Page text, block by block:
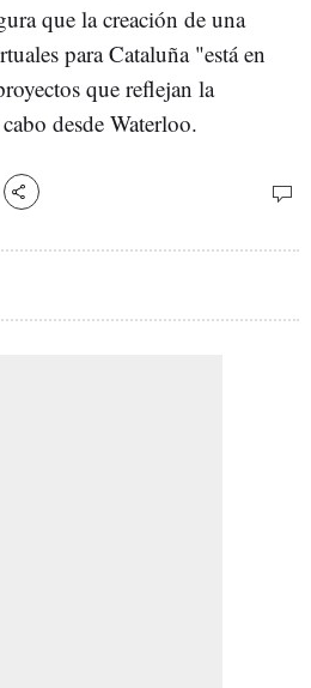
que la creación de una
para Cataluña "está en
que reflejan la
desde Waterloo.